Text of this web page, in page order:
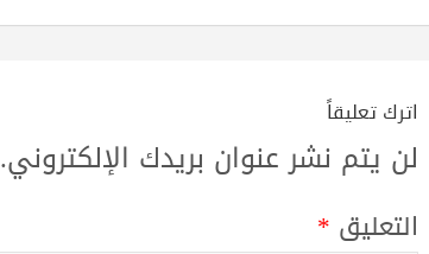
اترك تعليقاً
لن يتم نشر عنوان بريدك الإلكتروني.
التعليق *